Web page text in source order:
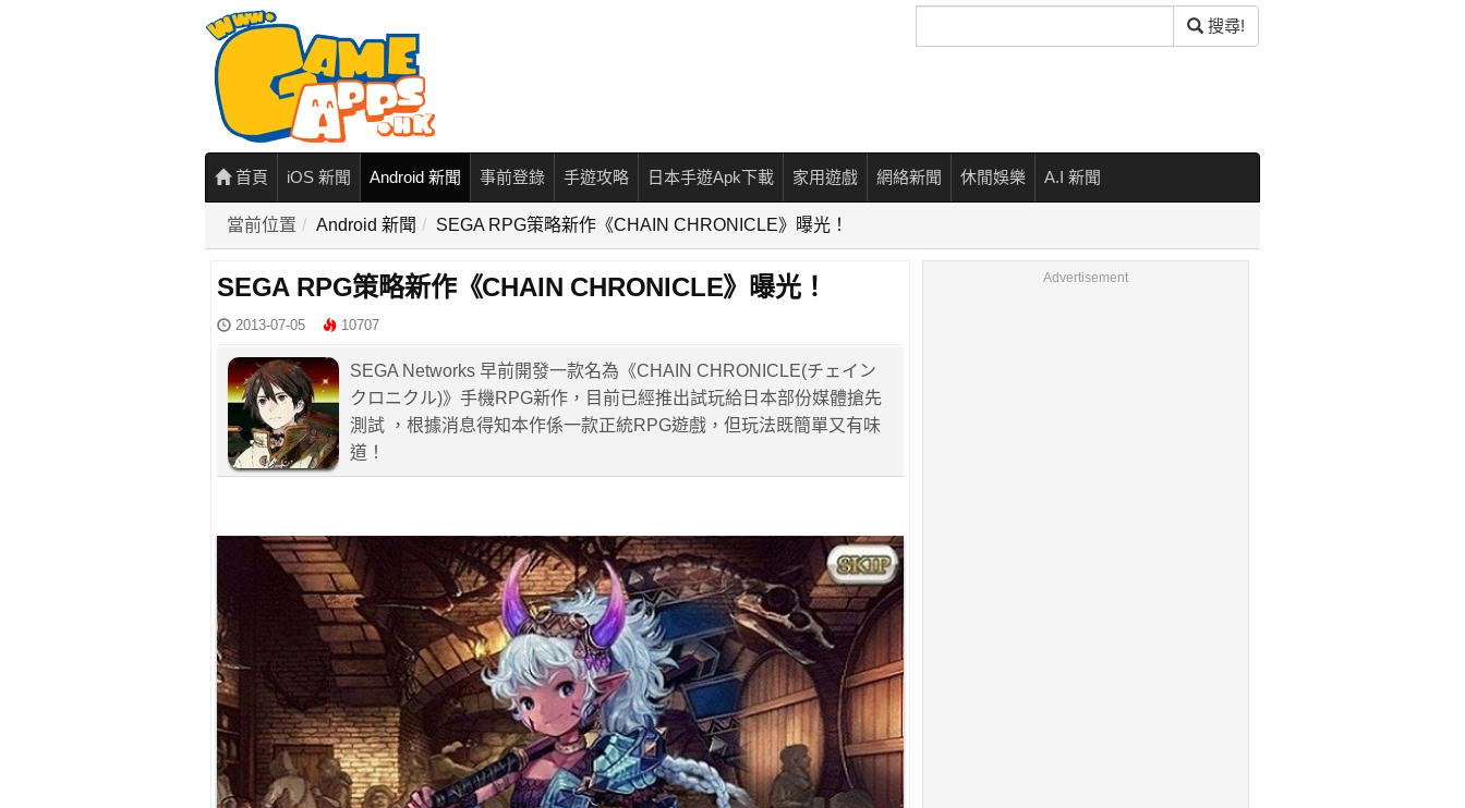
尋
搜尋!
首頁 iOS 新聞 Android 新聞 事前登錄 手遊攻略 日本手遊Apk下載 家用遊戲 網絡新聞 休閒娛樂 A.I 新聞
當前位置 Android 新聞 SEGA RPG策略新作《CHAIN CHRONICLE》曝光！
SEGA RPG策略新作《CHAIN CHRONICLE》曝光！
2013-07-05 10707
SEGA Networks 早前開發一款名為《CHAIN CHRONICLE(チェイン
クロニクル)》手機RPG新作，目前已經推出試玩給日本部份媒體搶先
測試 ，根據消息得知本作係一款正統RPG遊戲，但玩法既簡單又有味
道！
Advertisement